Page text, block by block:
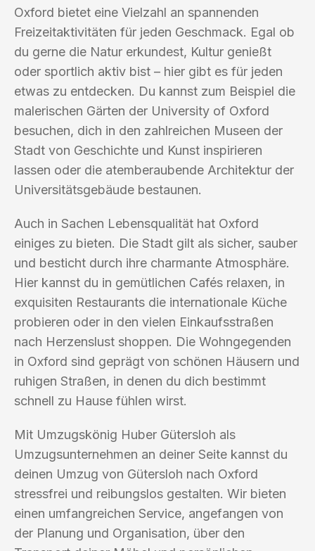
Oxford bietet eine Vielzahl an spannenden
Freizeitaktivitäten für jeden Geschmack. Egal ob
du gerne die Natur erkundest, Kultur genießt
oder sportlich aktiv bist – hier gibt es für jeden
etwas zu entdecken. Du kannst zum Beispiel die
malerischen Gärten der University of Oxford
besuchen, dich in den zahlreichen Museen der
Stadt von Geschichte und Kunst inspirieren
lassen oder die atemberaubende Architektur der
Universitätsgebäude bestaunen.
Auch in Sachen Lebensqualität hat Oxford
einiges zu bieten. Die Stadt gilt als sicher, sauber
und besticht durch ihre charmante Atmosphäre.
Hier kannst du in gemütlichen Cafés relaxen, in
exquisiten Restaurants die internationale Küche
probieren oder in den vielen Einkaufsstraßen
nach Herzenslust shoppen. Die Wohngegenden
in Oxford sind geprägt von schönen Häusern und
ruhigen Straßen, in denen du dich bestimmt
schnell zu Hause fühlen wirst.
Mit Umzugskönig Huber Gütersloh als
Umzugsunternehmen an deiner Seite kannst du
deinen Umzug von Gütersloh nach Oxford
stressfrei und reibungslos gestalten. Wir bieten
einen umfangreichen Service, angefangen von
der Planung und Organisation, über den